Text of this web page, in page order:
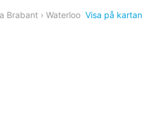
från
1573
Brabant › Waterloo Visa på kartan